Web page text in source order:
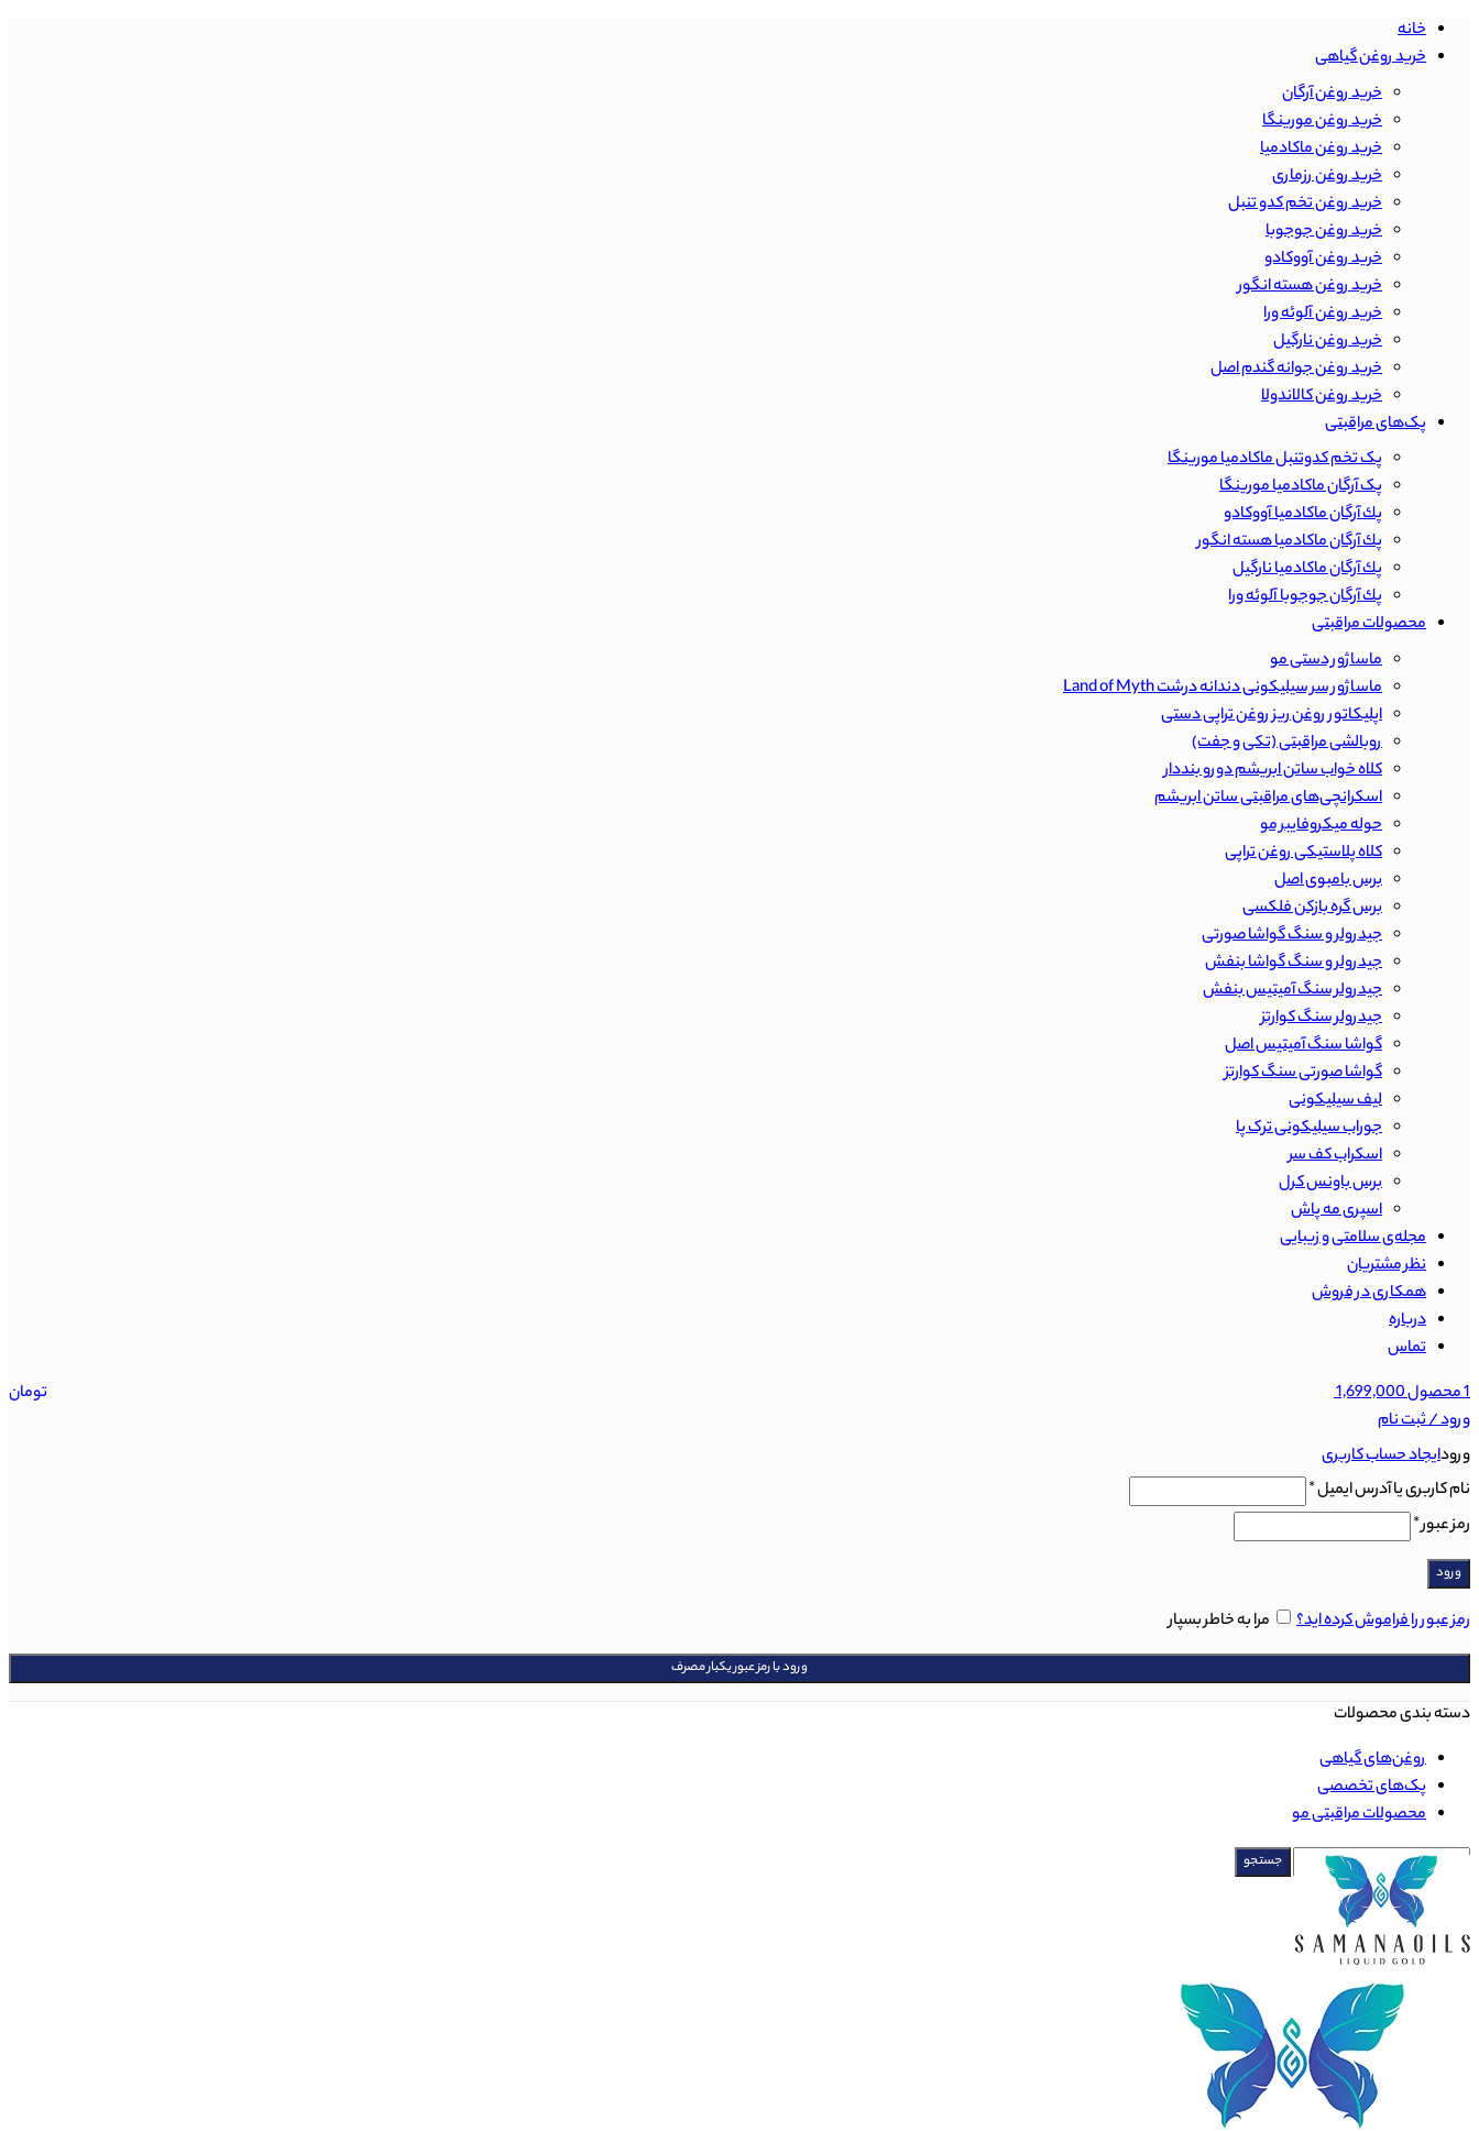
خانه
خرید روغن گیاهی
خرید روغن آرگان
خرید روغن مورینگا
خرید روغن ماکادمیا
خرید روغن رزماری
خرید روغن تخم کدو تنبل
خرید روغن جوجوبا
خرید روغن آووکادو
خرید روغن هسته انگور
خرید روغن آلوئه ورا
خرید روغن نارگیل
خرید روغن جوانه گندم اصل
خرید روغن کالاندولا
پک‌های مراقبتی
پک تخم کدوتنبل ماکادمیا مورینگا
پک آرگان ماکادمیا مورینگا
پك آرگان ماكادميا آووكادو
پك آرگان ماكادميا هسته انگور
پك آرگان ماكادميا نارگيل
پك آرگان جوجوبا آلوئه ورا
محصولات مراقبتی
ماساژور دستی مو
ماساژور سر سیلیکونی دندانه درشت Land of Myth
اپلیکاتور روغن ریز روغن تراپی دستی
روبالشی مراقبتی (تکی و جفت)
کلاه خواب ساتن ابریشم دورو بنددار
اسکرانچی‌های مراقبتی ساتن ابریشم
حوله میکروفایبر مو
کلاه پلاستیکی روغن تراپی
برس بامبوی اصل
برس گره بازکن فلکسی
جیدرولر و سنگ گواشا صورتی
جیدرولر و سنگ گواشا بنفش
جیدرولر سنگ آمیتیس بنفش
جیدرولر سنگ کوارتز
گواشا سنگ آمیتیس اصل
گواشا صورتی سنگ کوارتز
لیف سیلیکونی
جوراب سیلیکونی ترک پا
اسکراب کف سر
برس باونس کرل
اسپری مه پاش
مجله‌ی سلامتی و زیبایی
نظر مشتریان
همکاری در فروش
درباره
تماس
1محصول1,699,000
تومان
ورود / ثبت نام
ورودایجاد حساب کاربری
نام کاربری یا آدرس ایمیل*
رمز عبور*
ورود
رمز عبور را فراموش کرده اید؟ مرا به خاطر بسپار
ورود با رمز عبور یکبار مصرف
دسته بندی محصولات
روغن‌های گياهی
پک‌های تخصصی
محصولات مراقبتی مو
جستجو